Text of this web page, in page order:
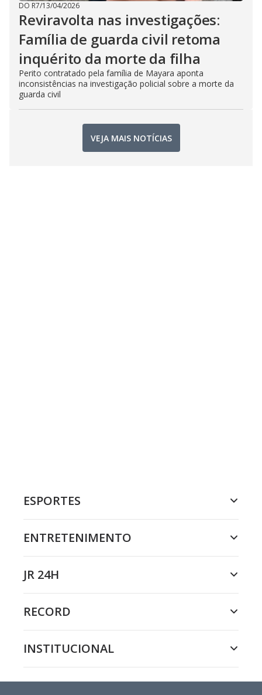
DO R7/13/04/2026
Reviravolta nas investigações:
Família de guarda civil retoma
inquérito da morte da filha
Perito contratado pela família de Mayara aponta
inconsistências na investigação policial sobre a morte da
guarda civil
VEJA MAIS NOTÍCIAS
ESPORTES
ENTRETENIMENTO
JR 24H
RECORD
INSTITUCIONAL